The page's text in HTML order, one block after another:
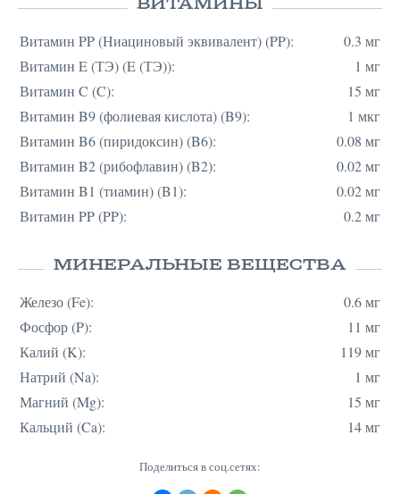
ВИТАМИНЫ
Витамин PP (Ниациновый эквивалент) (PP):
0.3 мг
Витамин E (ТЭ) (E (ТЭ)):
1 мг
Витамин C (C):
15 мг
Витамин B9 (фолиевая кислота) (B9):
1 мкг
Витамин B6 (пиридоксин) (B6):
0.08 мг
Витамин B2 (рибофлавин) (B2):
0.02 мг
Витамин B1 (тиамин) (B1):
0.02 мг
Витамин PP (PP):
0.2 мг
МИНЕРАЛЬНЫЕ ВЕЩЕСТВА
Железо (Fe):
0.6 мг
Фосфор (P):
11 мг
Калий (K):
119 мг
Натрий (Na):
1 мг
Магний (Mg):
15 мг
Кальций (Ca):
14 мг
Поделиться в соц.сетях: